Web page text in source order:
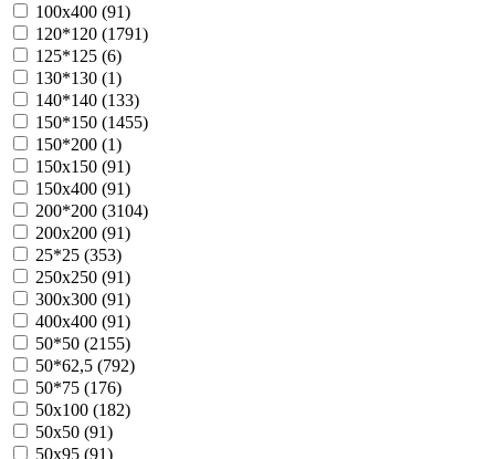
100х400 (91)
120*120 (1791)
125*125 (6)
130*130 (1)
140*140 (133)
150*150 (1455)
150*200 (1)
150х150 (91)
150х400 (91)
200*200 (3104)
200х200 (91)
25*25 (353)
250х250 (91)
300х300 (91)
400х400 (91)
50*50 (2155)
50*62,5 (792)
50*75 (176)
50х100 (182)
50х50 (91)
50х95 (91)